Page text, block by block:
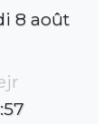
8 août